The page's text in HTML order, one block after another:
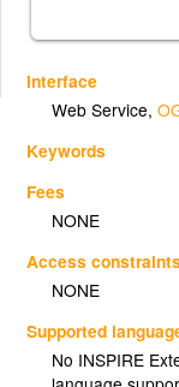
Interface
Web Service,
Keywords
Fees
NONE
Access
NONE
Supported
No INSPIRE